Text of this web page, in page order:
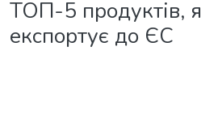
ТОП-5 продуктів,
експортує до ЄС